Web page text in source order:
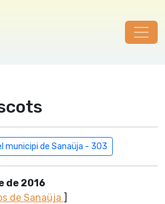
municipi de Sanaüja - 303
de 2016
de Sanaüja ]